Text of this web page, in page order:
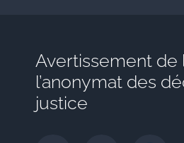
Avertissement de
l’anonymat des
justice